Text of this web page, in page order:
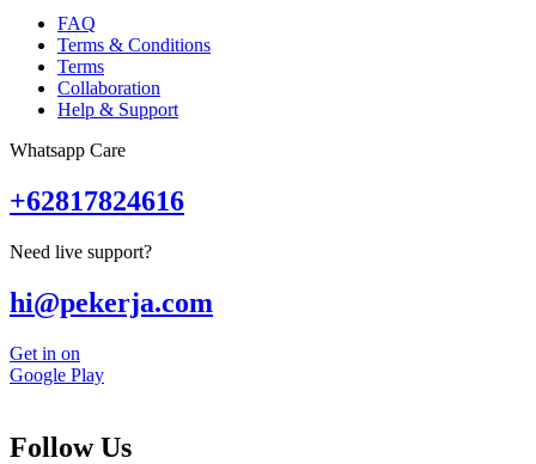
FAQ
Terms & Conditions
Terms
Collaboration
Help & Support
Whatsapp Care
+62817824616
Need live support?
hi@pekerja.com
Get in on
Google Play
Follow Us